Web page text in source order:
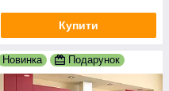
Купити
Новинка Подарунок